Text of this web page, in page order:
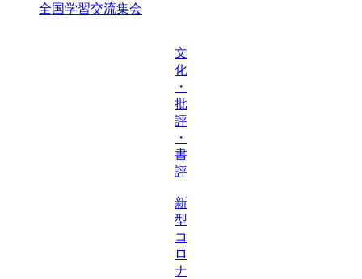
全国学習交流集会
文
化
・
批
評
・
書
評
新
型
コ
ロ
ナ